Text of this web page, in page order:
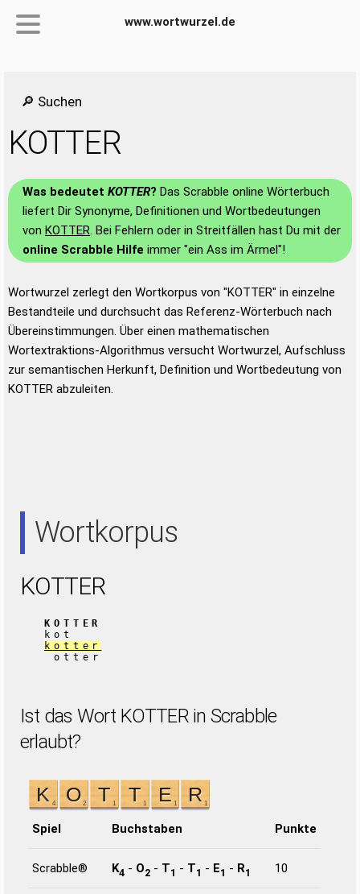
www.wortwurzel.de
🔎 Suchen
KOTTER
Was bedeutet KOTTER? Das Scrabble online Wörterbuch
liefert Dir Synonyme, Definitionen und Wortbedeutungen
von KOTTER. Bei Fehlern oder in Streitfällen hast Du mit der
online Scrabble Hilfe immer "ein Ass im Ärmel"!
Wortwurzel zerlegt den Wortkorpus von "KOTTER" in einzelne
Bestandteile und durchsucht das Referenz-Wörterbuch nach
Übereinstimmungen. Über einen mathematischen
Wortextraktions-Algorithmus versucht Wortwurzel, Aufschluss
zur semantischen Herkunft, Definition und Wortbedeutung von
KOTTER abzuleiten.
Wortkorpus
KOTTER
KOTTER
kot
kotter
otter
Ist das Wort KOTTER in Scrabble
erlaubt?
Spiel Buchstaben Punkte
Scrabble® K4 - O2 - T1 - T1 - E1 - R1 10